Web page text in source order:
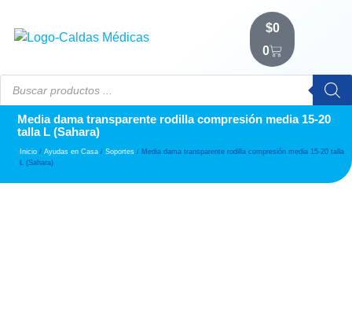
$0
0
Media dama transparente rodilla compresión media 15-20
talla L (Sahara)
Inicio / Ayudas en Casa / Soportes / Media dama transparente rodilla compresión media 15-20 talla
L (Sahara)